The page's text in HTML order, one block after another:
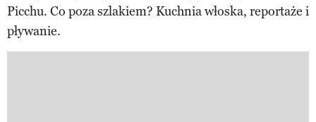
Picchu. Co poza szlakiem? Kuchnia włoska, reportaże i
pływanie.